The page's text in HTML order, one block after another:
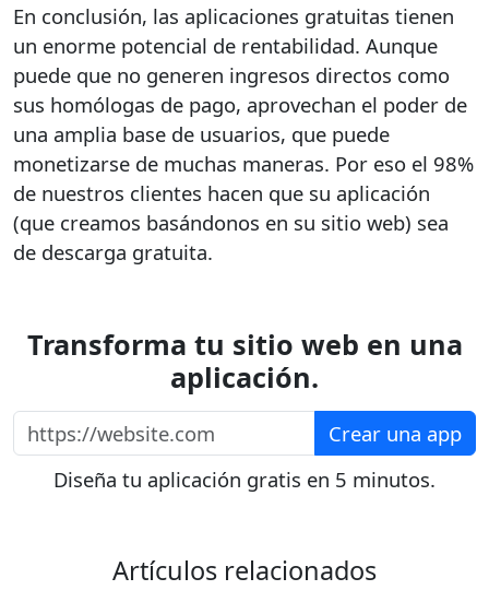
En conclusión, las aplicaciones gratuitas tienen
un enorme potencial de rentabilidad. Aunque
puede que no generen ingresos directos como
sus homólogas de pago, aprovechan el poder de
una amplia base de usuarios, que puede
monetizarse de muchas maneras. Por eso el 98%
de nuestros clientes hacen que su aplicación
(que creamos basándonos en su sitio web) sea
de descarga gratuita.
Transforma tu sitio web en una
aplicación.
https://website.com
Crear una app
Diseña tu aplicación gratis en 5 minutos.
Artículos relacionados